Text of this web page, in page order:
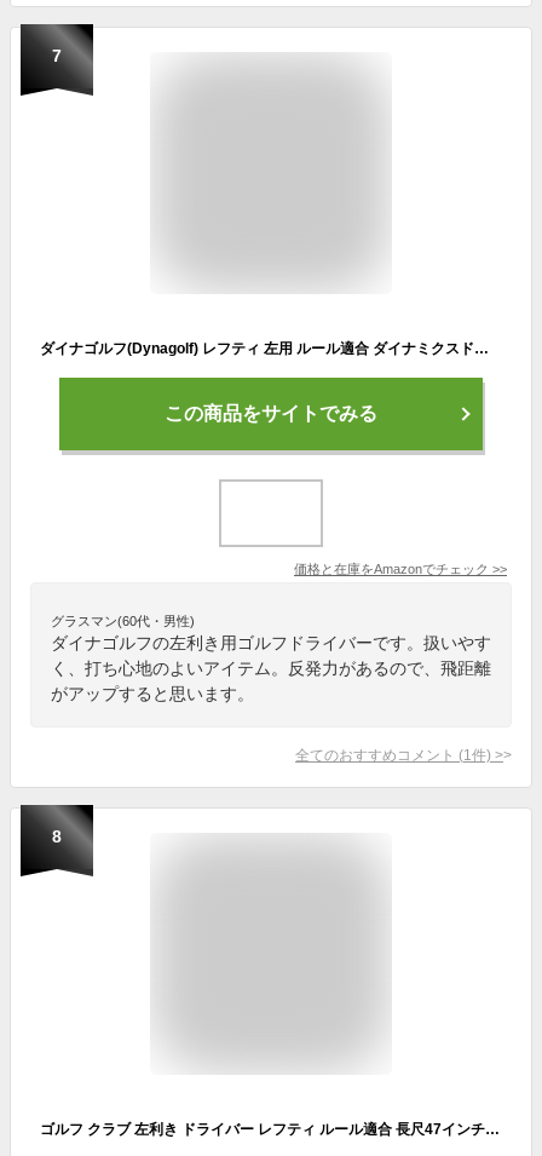
7
ダイナゴルフ(Dynagolf) レフティ 左用 ルール適合 ダイナミクスドライバー ＵSＴマミヤ V-Spec α-4シャフト仕様 10度 SR
この商品をサイトでみる
価格と在庫をAmazonでチェック >>
グラスマン(60代・男性)
ダイナゴルフの左利き用ゴルフドライバーです。扱いやす
く、打ち心地のよいアイテム。反発力があるので、飛距離
がアップすると思います。
全てのおすすめコメント (1 件) >
8
ゴルフ クラブ 左利き ドライバー レフティ ルール適合 長尺47インチ マキシマックスリミテッド ドライバー USTマミヤ V-SPEC α-4 シャフト仕様 10度 R / SR / S